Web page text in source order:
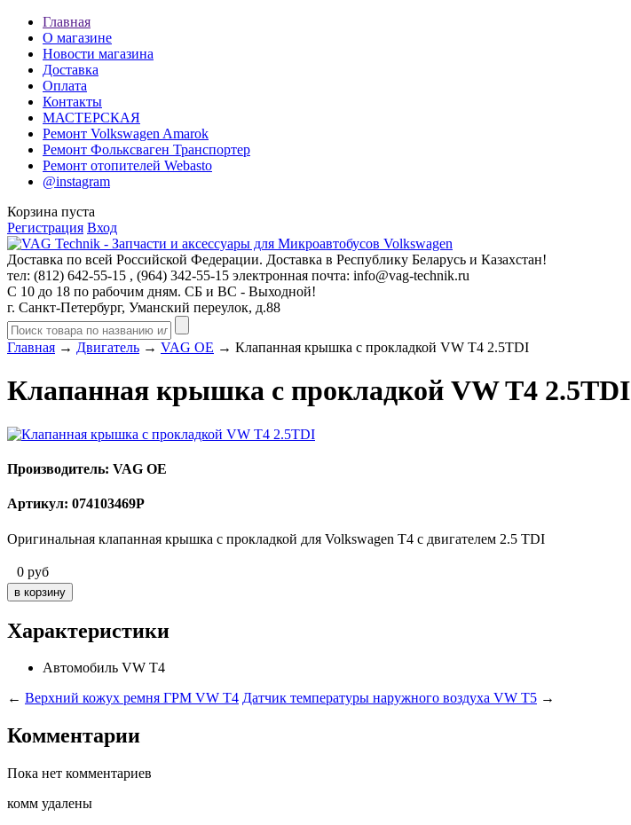
Главная
О магазине
Новости магазина
Доставка
Оплата
Контакты
МАСТЕРСКАЯ
Ремонт Volkswagen Amarok
Ремонт Фольксваген Транспортер
Ремонт отопителей Webasto
@instagram
Корзина пуста
Регистрация Вход
Доставка по всей Российской Федерации. Доставка в Республику Беларусь и Казахстан!
тел: (812) 642-55-15 , (964) 342-55-15 электронная почта: info@vag-technik.ru
С 10 до 18 по рабочим дням. СБ и ВС - Выходной!
г. Санкт-Петербург, Уманский переулок, д.88
Главная → Двигатель → VAG OE → Клапанная крышка с прокладкой VW T4 2.5TDI
Клапанная крышка с прокладкой VW T4 2.5TDI
Производитель: VAG OE
Артикул: 074103469P
Оригинальная клапанная крышка с прокладкой для Volkswagen T4 с двигателем 2.5 TDI
0 руб
Характеристики
Автомобиль VW T4
← Верхний кожух ремня ГРМ VW T4 Датчик температуры наружного воздуха VW T5 →
Комментарии
Пока нет комментариев
комм удалены